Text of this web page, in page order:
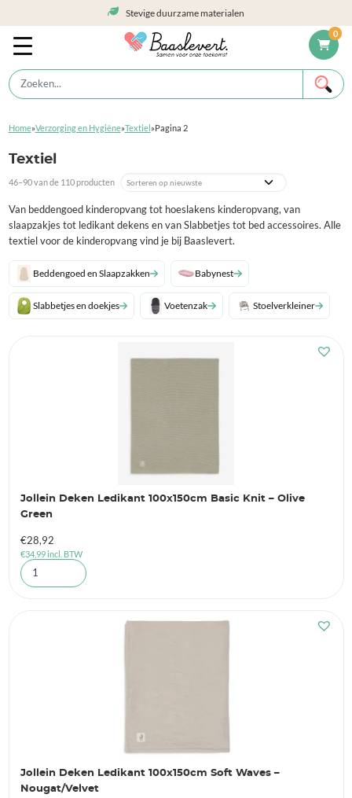
0
Stevige duurzame materialen
Home»Verzorging en Hygiëne»Textiel»Pagina 2
Textiel
46–90 van de 110 producten
Van beddengoed kinderopvang tot hoeslakens kinderopvang, van
slaapzakjes tot ledikant dekens en van Slabbetjes tot bed accessoires. Alle
textiel voor de kinderopvang vind je bij Baaslevert.
Beddengoed en Slaapzakken Babynest
Slabbetjes en doekjes Voetenzak Stoelverkleiner
Jollein Deken Ledikant 100x150cm Basic Knit – Olive
Green
€28,92
€34,99incl. BTW
Jollein Deken Ledikant 100x150cm Soft Waves –
Nougat/Velvet